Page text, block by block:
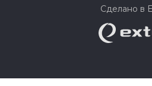
Сделано в